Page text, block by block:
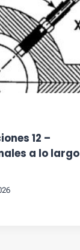
12 –
a lo largo